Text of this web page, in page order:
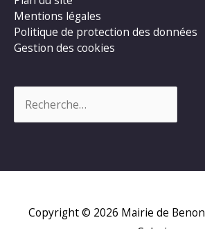
Mentions légales
Politique de protection des données
Gestion des cookies
Copyright © 2026 Mairie de Benon